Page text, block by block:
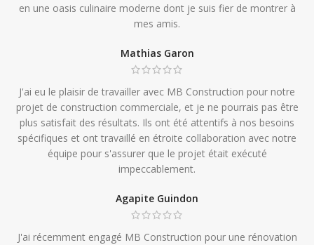
en une oasis culinaire moderne dont je suis fier de montrer à
mes amis.
Mathias Garon
J'ai eu le plaisir de travailler avec MB Construction pour notre
projet de construction commerciale, et je ne pourrais pas être
plus satisfait des résultats. Ils ont été attentifs à nos besoins
spécifiques et ont travaillé en étroite collaboration avec notre
équipe pour s'assurer que le projet était exécuté
impeccablement.
Agapite Guindon
J'ai récemment engagé MB Construction pour une rénovation